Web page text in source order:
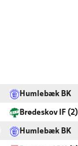
Humlebæk BK
Brødeskov IF (2)
Humlebæk BK